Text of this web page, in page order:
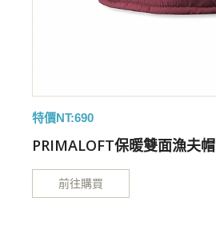
特價NT:690
PRIMALOFT保暖雙面漁夫帽
前往購買